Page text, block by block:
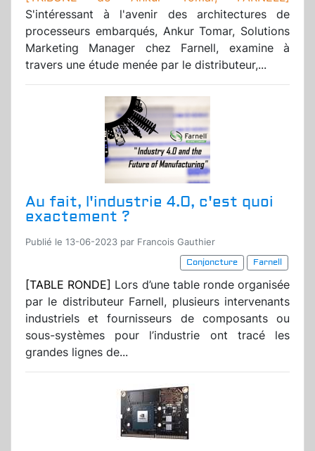
S'intéressant à l'avenir des architectures de
processeurs embarqués, Ankur Tomar, Solutions
Marketing Manager chez Farnell, examine à
travers une étude menée par le distributeur,...
Au fait, l'industrie 4.0, c'est quoi
exactement ?
Publié le 13-06-2023 par Francois Gauthier
Conjoncture
Farnell
[TABLE RONDE] Lors d’une table ronde organisée
par le distributeur Farnell, plusieurs intervenants
industriels et fournisseurs de composants ou
sous-systèmes pour l’industrie ont tracé les
grandes lignes de...